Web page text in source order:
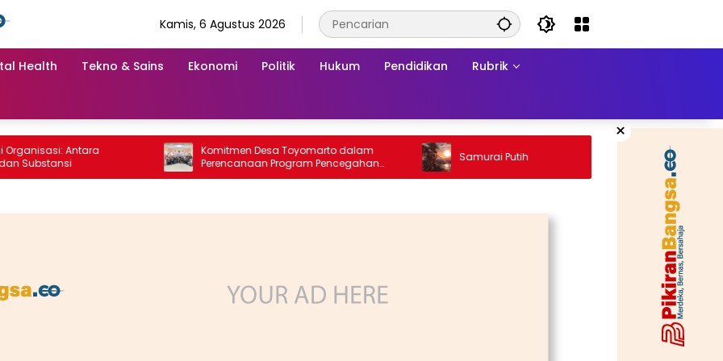
Kamis, 6 Agustus 2026
Health Tekno & Sains Ekonomi Politik Hukum Pendidikan Rubrik
×
Antara
Komitmen Desa Toyomarto dalam
Perencanaan Program Pencegahan
Stunting melalui ‎Rembuk Stunting Desa
Samurai Putih